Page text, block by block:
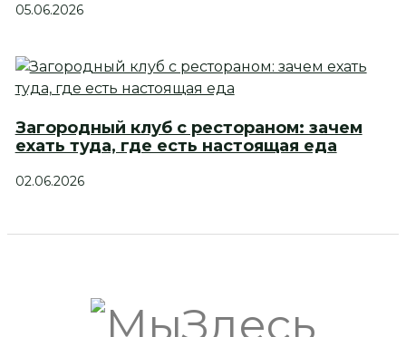
05.06.2026
Загородный клуб с рестораном: зачем
ехать туда, где есть настоящая еда
02.06.2026